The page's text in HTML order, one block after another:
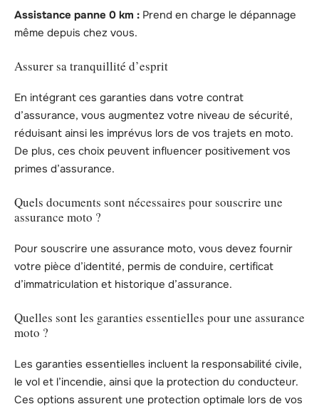
Assistance panne 0 km : Prend en charge le dépannage
même depuis chez vous.
Assurer sa tranquillité d’esprit
En intégrant ces garanties dans votre contrat
d’assurance, vous augmentez votre niveau de sécurité,
réduisant ainsi les imprévus lors de vos trajets en moto.
De plus, ces choix peuvent influencer positivement vos
primes d’assurance.
Quels documents sont nécessaires pour souscrire une
assurance moto ?
Pour souscrire une assurance moto, vous devez fournir
votre pièce d’identité, permis de conduire, certificat
d’immatriculation et historique d’assurance.
Quelles sont les garanties essentielles pour une assurance
moto ?
Les garanties essentielles incluent la responsabilité civile,
le vol et l’incendie, ainsi que la protection du conducteur.
Ces options assurent une protection optimale lors de vos